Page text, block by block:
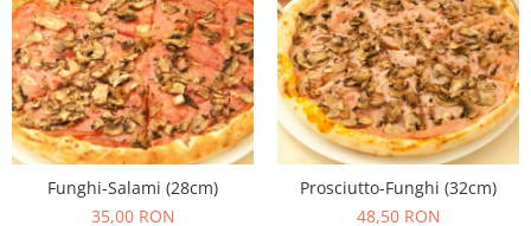
Funghi-Salami (28cm)
35,00 RON
Prosciutto-Funghi (32cm)
48,50 RON